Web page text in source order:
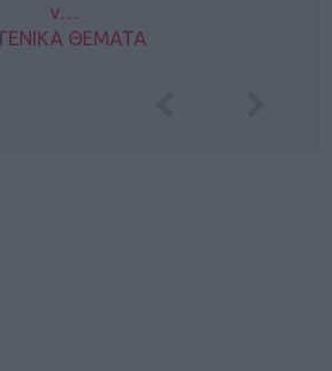
ν…
ΓΕΝΙΚΑ ΘΕΜΑΤΑ